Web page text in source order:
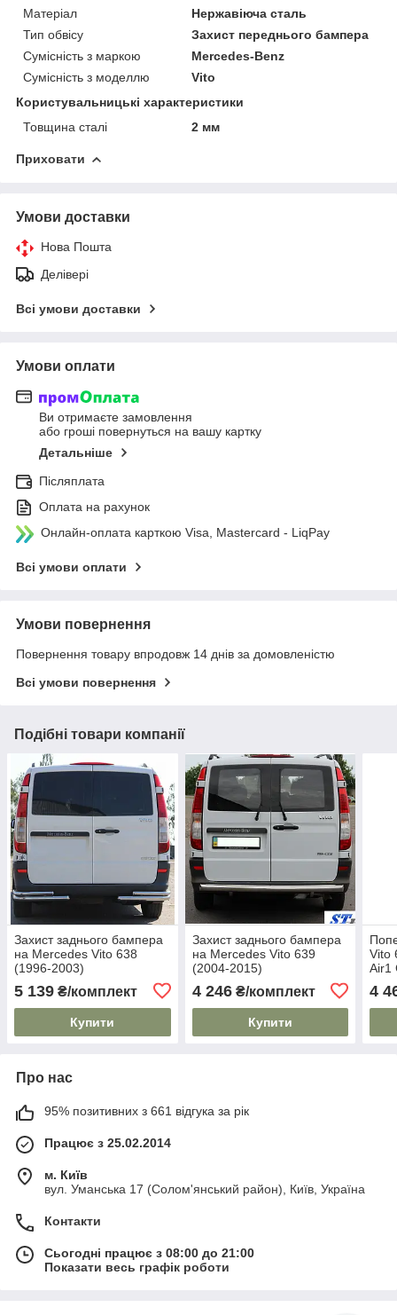
Матеріал
Нержавіюча сталь
Тип обвісу
Захист переднього бампера
Сумісність з маркою
Mercedes-Benz
Сумісність з моделлю
Vito
Користувальницькі характеристики
Товщина сталі
2 мм
Приховати
Умови доставки
Нова Пошта
Делівері
Всі умови доставки
Умови оплати
Ви отримаєте замовлення
або гроші повернуться на вашу картку
Детальніше
Післяплата
Оплата на рахунок
Онлайн-оплата карткою Visa, Mastercard - LiqPay
Всі умови оплати
Умови повернення
Повернення товару впродовж 14 днів за домовленістю
Всі умови повернення
Подібні товари компанії
Захист заднього бампера
на Mercedes Vito 638
(1996-2003)
5 139 ₴/комплект
Купити
Захист заднього бампера
на Mercedes Vito 639
(2004-2015)
4 246₴/комплект
Купити
Vito
Air1
4
Про нас
95% позитивних з 661 відгука за рік
Працює з 25.02.2014
м. Київ
вул. Уманська 17 (Солом'янський район), Київ, Україна
Контакти
Сьогодні працює з 08:00 до 21:00
Показати весь графік роботи